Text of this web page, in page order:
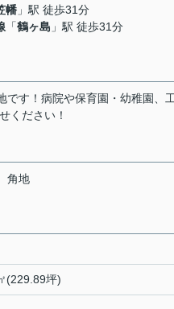
幡 」駅 徒歩31分
「鶴ヶ島 」駅 徒歩31分
です！病院や保育園・幼稚園
ください！
角地
(229.89坪)